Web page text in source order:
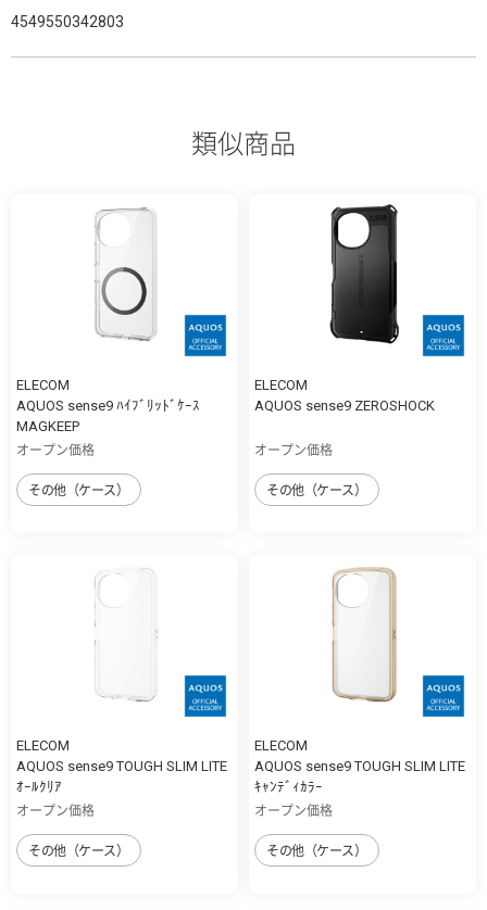
4549550342803
類似商品
ELECOM
AQUOS sense9 ﾊｲﾌﾞﾘｯﾄﾞｹｰｽ
MAGKEEP
オープン価格
その他（ケース）
ELECOM
AQUOS sense9 ZEROSHOCK
オープン価格
その他（ケース）
ELECOM
AQUOS sense9 TOUGH SLIM LITE
ｵｰﾙｸﾘｱ
オープン価格
その他（ケース）
ELECOM
AQUOS sense9 TOUGH SLIM LITE
ｷｬﾝﾃﾞｨｶﾗｰ
オープン価格
その他（ケース）